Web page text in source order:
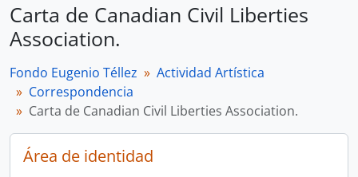
Carta de Canadian Civil Liberties
Association.
Fondo Eugenio Téllez
Actividad Artística
Correspondencia
Carta de Canadian Civil Liberties Association.
Área de identidad